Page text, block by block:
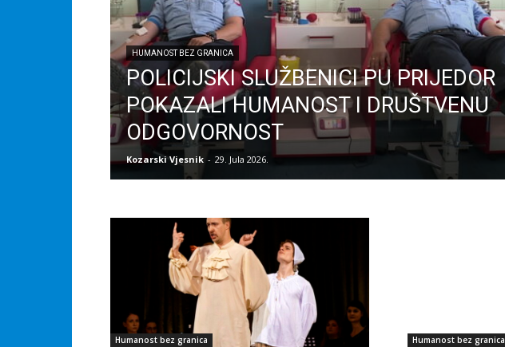
HUMANOST BEZ GRANICA
POLICIJSKI SLUŽBENICI PU PRIJEDOR
POKAZALI HUMANOST I DRUŠTVENU
ODGOVORNOST
Kozarski Vjesnik - 29. Jula 2026.
Humanost bez granica Humanost bez granica